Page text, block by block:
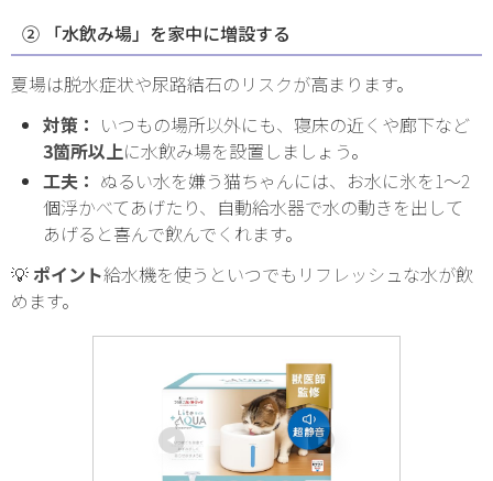
② 「水飲み場」を家中に増設する
夏場は脱水症状や尿路結石のリスクが高まります。
対策： いつもの場所以外にも、寝床の近くや廊下など
3箇所以上に水飲み場を設置しましょう。
工夫： ぬるい水を嫌う猫ちゃんには、お水に氷を1〜2
個浮かべてあげたり、自動給水器で水の動きを出して
あげると喜んで飲んでくれます。
💡 ポイント給水機を使うといつでもリフレッシュな水が飲
めます。